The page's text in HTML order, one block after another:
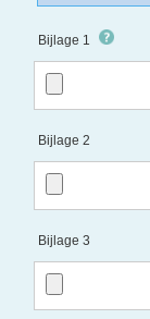
Bijlage 1
Bijlage 2
Bijlage 3